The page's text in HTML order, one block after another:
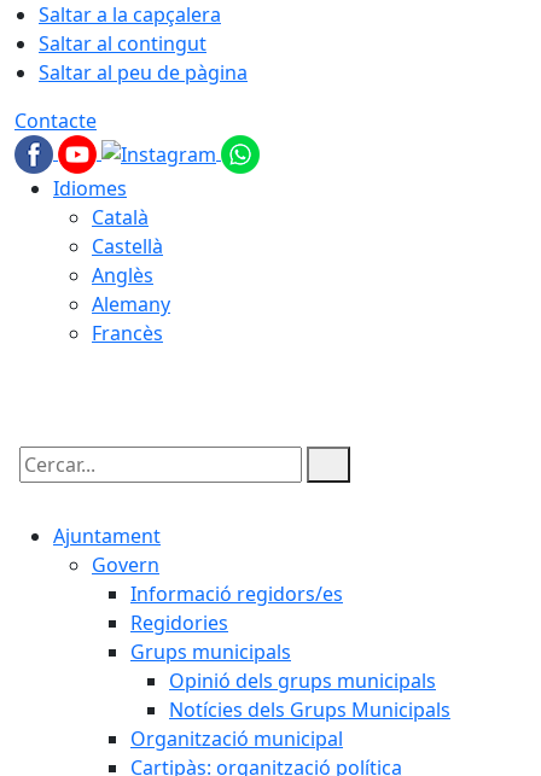
Saltar a la capçalera
Saltar al contingut
Saltar al peu de pàgina
Contacte
Idiomes
Català
Castellà
Anglès
Alemany
Francès
Cercar:
Ajuntament
Govern
Informació regidors/es
Regidories
Grups municipals
Opinió dels grups municipals
Notícies dels Grups Municipals
Organització municipal
Cartipàs: organització política